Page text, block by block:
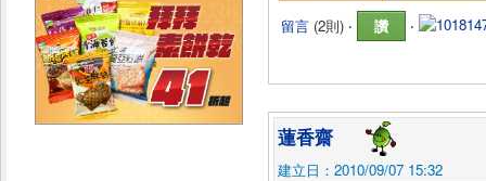
留言(2則) ‧ 讚 ‧
蓮香齋
建立日：2010/09/07 15:32